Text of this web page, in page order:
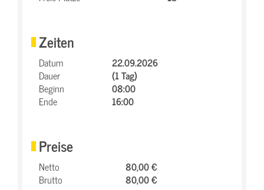
Zeiten
Datum
22.09.2026
Dauer
(1 Tag)
Beginn
08:00
Ende
16:00
Preise
Netto
80,00 €
Brutto
80,00 €